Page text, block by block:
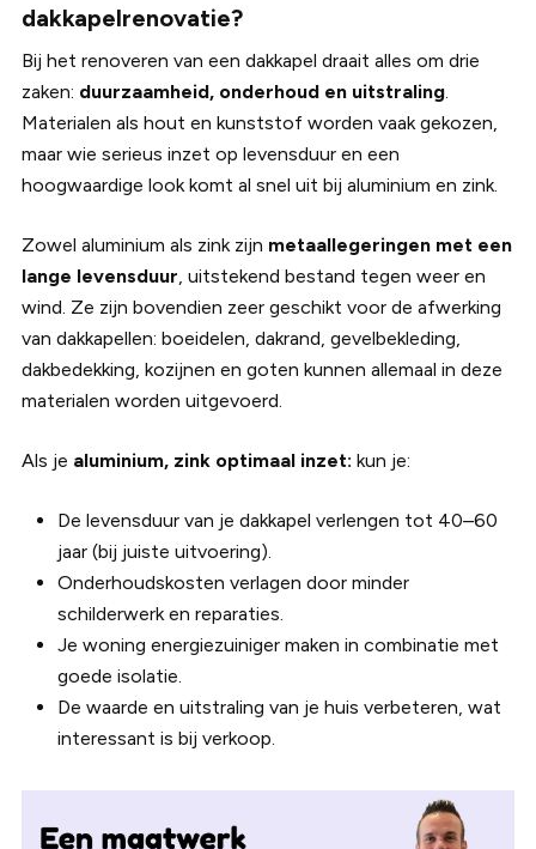
dakkapelrenovatie?
Bij het renoveren van een dakkapel draait alles om drie
zaken: duurzaamheid, onderhoud en uitstraling.
Materialen als hout en kunststof worden vaak gekozen,
maar wie serieus inzet op levensduur en een
hoogwaardige look komt al snel uit bij aluminium en zink.
Zowel aluminium als zink zijn metaallegeringen met een
lange levensduur , uitstekend bestand tegen weer en
wind. Ze zijn bovendien zeer geschikt voor de afwerking
van dakkapellen: boeidelen, dakrand, gevelbekleding,
dakbedekking, kozijnen en goten kunnen allemaal in deze
materialen worden uitgevoerd.
Als je aluminium, zink optimaal inzet: kun je:
De levensduur van je dakkapel verlengen tot 40–60
jaar (bij juiste uitvoering).
Onderhoudskosten verlagen door minder
schilderwerk en reparaties.
Je woning energiezuiniger maken in combinatie met
goede isolatie.
De waarde en uitstraling van je huis verbeteren, wat
interessant is bij verkoop.